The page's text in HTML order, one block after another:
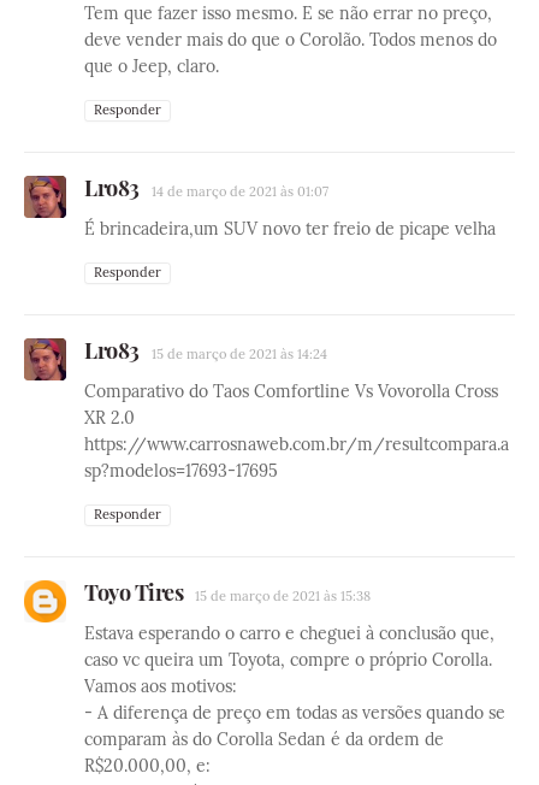
Tem que fazer isso mesmo. E se não errar no preço,
deve vender mais do que o Corolão. Todos menos do
que o Jeep, claro.
Responder
Lro83 14 de março de 2021 às 01:07
É brincadeira,um SUV novo ter freio de picape velha
Responder
Lro83 15 de março de 2021 às 14:24
Comparativo do Taos Comfortline Vs Vovorolla Cross
XR 2.0
https://www.carrosnaweb.com.br/m/resultcompara.a
sp?modelos=17693-17695
Responder
Toyo Tires 15 de março de 2021 às 15:38
Estava esperando o carro e cheguei à conclusão que,
caso vc queira um Toyota, compre o próprio Corolla.
Vamos aos motivos:
- A diferença de preço em todas as versões quando se
comparam às do Corolla Sedan é da ordem de
R$20.000,00, e: